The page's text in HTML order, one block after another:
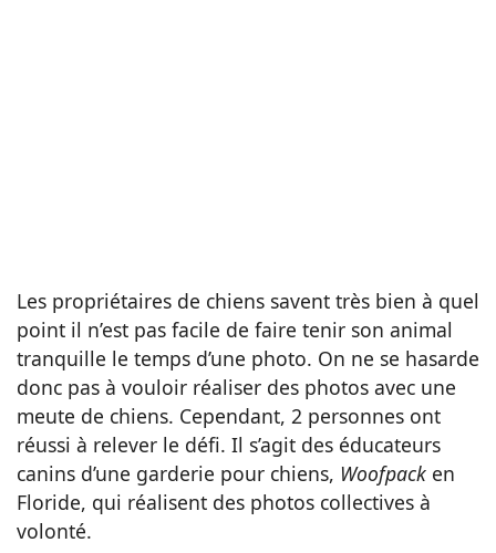
Les propriétaires de chiens savent très bien à quel
point il n’est pas facile de faire tenir son animal
tranquille le temps d’une photo. On ne se hasarde
donc pas à vouloir réaliser des photos avec une
meute de chiens. Cependant, 2 personnes ont
réussi à relever le défi. Il s’agit des éducateurs
canins d’une garderie pour chiens, Woofpack en
Floride, qui réalisent des photos collectives à
volonté.